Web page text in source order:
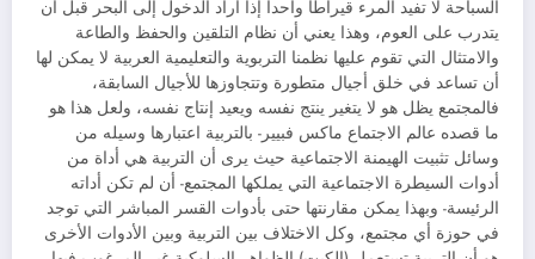
السباحة لا تفيد المرء قيراطا واحدا إذا أراد الدخول إلى البحر قبل أن
يتدرب على العوم، وهذا يعني أن نظام التلقين والحفظ والطاعة
والامتثال التي تقوم عليها نظمنا التربوية والتعليمية العربية لا يمكن لها
أن تساعد في خلق أجيال متطورة وتتجاوزها للأجيال السابقة،
فالمجتمع يظل هو لا يتغير ينتج نفسه ويعيد إنتاج نفسه، ولعل هذا هو
ما قصده عالم الاجتماع ماكس فبيير- بالتربية اعتبارها وسيله من
وسائل تثبيت الهيمنة الاجتماعية حيث يرى أن التربية هي أداة من
أدوات السيطرة الاجتماعية التي يملكها المجتمع- أن لم تكن أداته
الرئيسة- وبهذا يمكن مقارنتها حتى بأدوات القسر المباشر التي توجد
في حوزة أي مجتمع، وكل الاختلاف بين التربية وبين الأدوات الأخرى